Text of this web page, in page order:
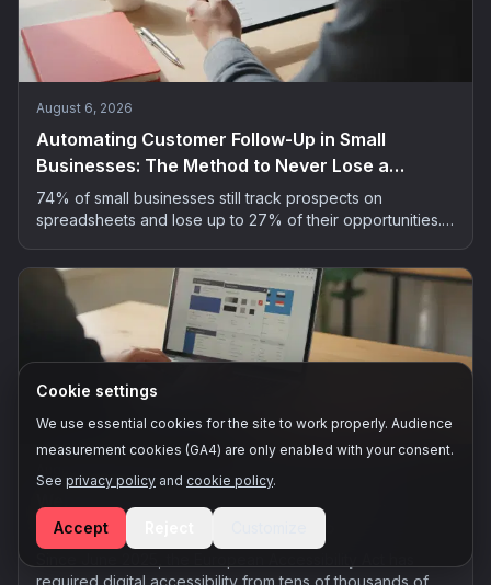
Cookie settings
We use essential cookies for the site to work properly. Audience
measurement cookies (GA4) are only enabled with your consent.
See privacy policy and cookie policy.
Accept
August 6, 2026
Automating Customer Follow-Up in Small
Businesses: The Method to Never Lose a
Prospect
74% of small businesses still track prospects on
spreadsheets and lose up to 27% of their opportunities.
without spending your evenings on it.
Requires From Businesses in 2026
required digital accessibility from tens of thousands of